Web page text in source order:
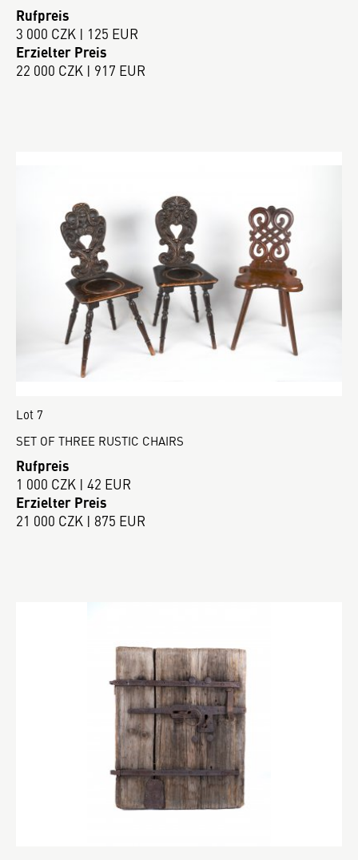
Rufpreis
3 000 CZK | 125 EUR
Erzielter Preis
22 000 CZK | 917 EUR
Lot 7
SET OF THREE RUSTIC CHAIRS
Rufpreis
1 000 CZK | 42 EUR
Erzielter Preis
21 000 CZK | 875 EUR